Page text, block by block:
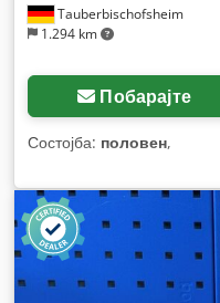
Tauberbischofsheim
1.294 km
Побарајте
Состојба: половен,